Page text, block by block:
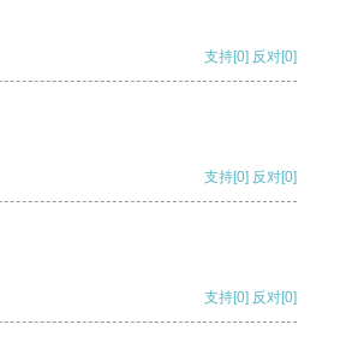
支持[0] 反对[0]
支持[0] 反对[0]
支持[0] 反对[0]